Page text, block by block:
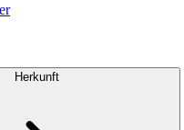
Herkunft